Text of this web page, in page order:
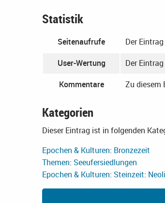
Statistik
Seitenaufrufe Der
User-Wertung
Der
Kommentare
Zu diesem
Kategorien
Dieser Eintrag ist in folgenden
Epochen & Kulturen: Bronzezeit
Themen: Seeufersiedlungen
Epochen & Kulturen: Steinzeit: